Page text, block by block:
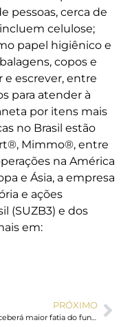
pessoas, cerca de
celulose;
papel higiênico e
copos e
e escrever, entre
para atender à
por itens mais
no Brasil estão
Mimmo®, entre
na América
e Ásia, a empresa
e ações
(SUZB3) e dos
em:
PRÓXIMO
PL receberá maior fatia do fundo eleitoral para campanhas do TSE